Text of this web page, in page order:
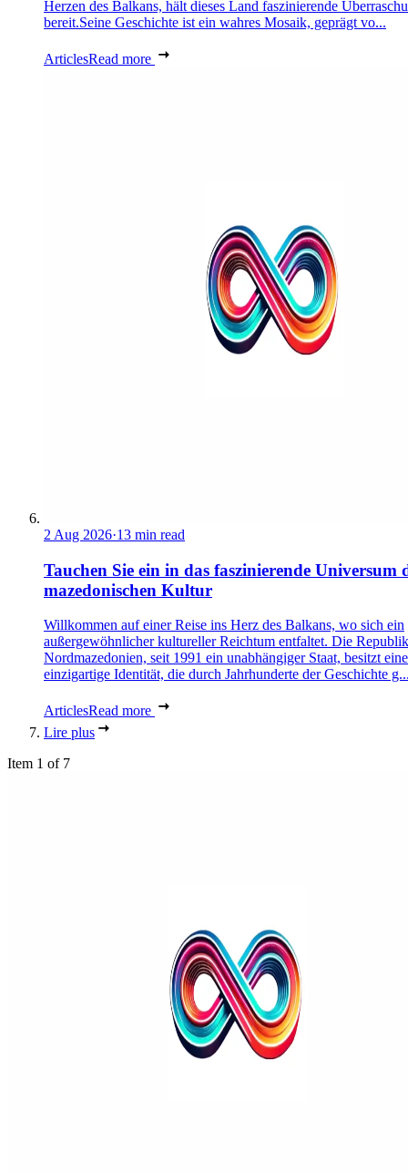
Herzen des Balkans, hält dieses Land faszinierende
bereit.Seine Geschichte ist ein wahres Mosaik, geprägt vo...
ArticlesRead more
2 Aug 2026·13 min read
Tauchen Sie ein in das faszinierende Universum
mazedonischen Kultur
Willkommen auf einer Reise ins Herz des Balkans, wo sich ein
außergewöhnlicher kultureller Reichtum entfaltet. Die Republik
Nordmazedonien, seit 1991 ein unabhängiger Staat, besitzt eine
einzigartige Identität, die durch Jahrhunderte der Geschichte
ArticlesRead more
Lire plus
Item 1 of 7